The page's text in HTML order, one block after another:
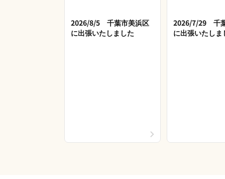
2026/8/5 千葉市美浜区
に出張いたしました
2026/7/29 千
に出張いたしま